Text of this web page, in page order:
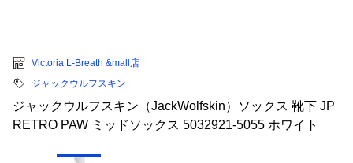
Victoria L-Breath &mall店
ジャックウルフスキン
ジャックウルフスキン（JackWolfskin）ソックス 靴下 JP
RETRO PAW ミッドソックス 5032921-5055 ホワイト